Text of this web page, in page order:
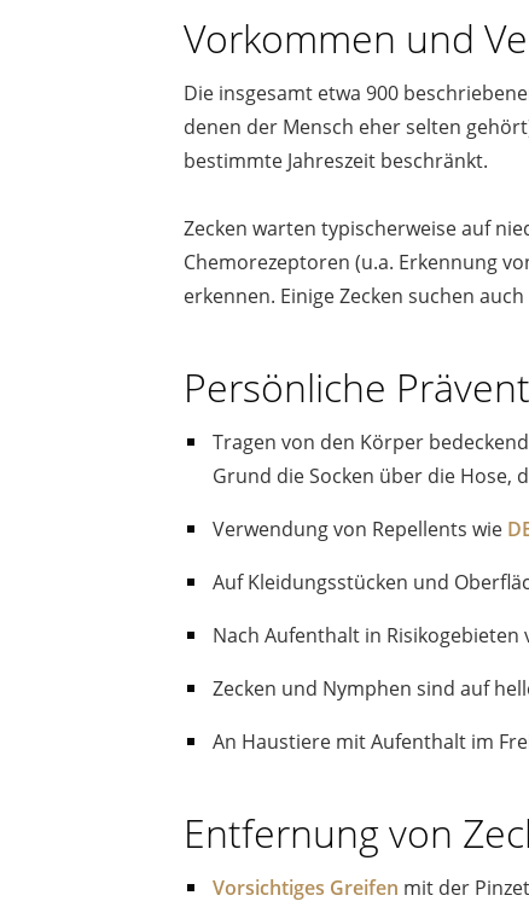
Vorkommen und
Die insgesamt etwa 900
denen der Mensch eher selten
bestimmte Jahreszeit beschränkt.
Zecken warten typischerweise auf
Chemorezeptoren (u.a. Erkennung
erkennen. Einige Zecken suchen
Persönliche
Tragen von den Körper
Grund die Socken über die Hose,
Verwendung von Repellents wie
Auf Kleidungsstücken und
Nach Aufenthalt in
Zecken und Nymphen sind auf
An Haustiere mit Aufenthalt im
Entfernung von
Vorsichtiges Greifen mit der